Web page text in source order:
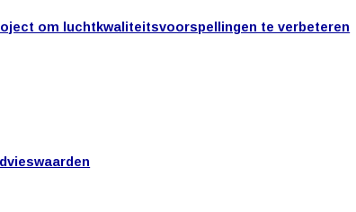
om luchtkwaliteitsvoorspellingen te verbeteren